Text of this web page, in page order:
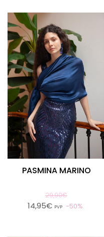
PASMINA MARINO
29,90€
14,95€ PVP 50%